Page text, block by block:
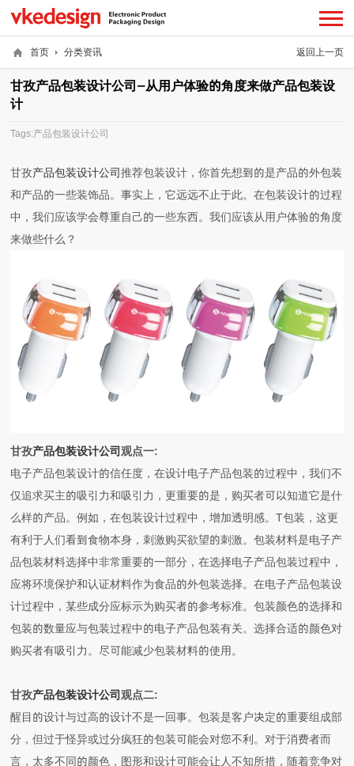
返回上一页
首页 分类资讯
甘孜产品包装设计公司—从用户体验的角度来做产品包装设
计
Tags:产品包装设计公司
甘孜产品包装设计公司推荐包装设计，你首先想到的是产品的外包装
和产品的一些装饰品。事实上，它远远不止于此。在包装设计的过程
中，我们应该学会尊重自己的一些东西。我们应该从用户体验的角度
来做些什么？
甘孜产品包装设计公司观点一:
电子产品包装设计的信任度，在设计电子产品包装的过程中，我们不
仅追求买主的吸引力和吸引力，更重要的是，购买者可以知道它是什
么样的产品。例如，在包装设计过程中，增加透明感。T包装，这更
有利于人们看到食物本身，刺激购买欲望的刺激。包装材料是电子产
品包装材料选择中非常重要的一部分，在选择电子产品包装过程中，
应将环境保护和认证材料作为食品的外包装选择。在电子产品包装设
计过程中，某些成分应标示为购买者的参考标准。包装颜色的选择和
包装的数量应与包装过程中的电子产品包装有关。选择合适的颜色对
购买者有吸引力。尽可能减少包装材料的使用。
甘孜产品包装设计公司观点二:
醒目的设计与过高的设计不是一回事。包装是客户决定的重要组成部
分，但过于怪异或过分疯狂的包装可能会对您不利。对于消费者而
言，太多不同的颜色，图形和设计可能会让人不知所措，随着竞争对